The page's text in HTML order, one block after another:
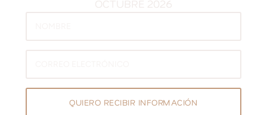
QUIERO RECIBIR INFORMACIÓN